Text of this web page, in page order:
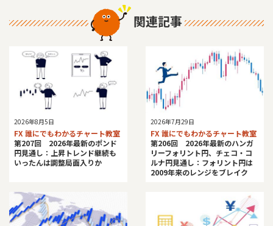
関連記事
2026年8月5日
FX 誰にでもわかるチャート教室
第207回 2026年最新のポンド
円見通し：上昇トレンド継続も
いったんは調整局面入りか
2026年7月29日
FX 誰にでもわかるチャート教室
第206回 2026年最新のハンガ
リーフォリント円、チェコ・コ
ルナ円見通し：フォリント円は
2009年来のレンジをブレイク